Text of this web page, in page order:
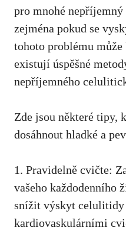
pro mnohé
zejména pokud se
tohoto problému
existují úspěšné
nepříjemného
Zde jsou některé tipy,
dosáhnout hladké a
1. Pravidelně cvičte:
vašeho každodenního
snížit výskyt celulitidy
kardiovaskulárními